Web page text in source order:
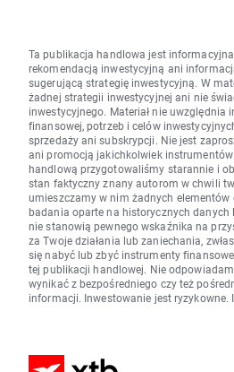
Ta publikacja handlowa jest
rekomendacją inwestycyjną ani
sugerującą strategię inwestycyjną. W
żadnej strategii inwestycyjnej ani nie
inwestycyjnego. Materiał nie uwzględnia
finansowej, potrzeb i celów
sprzedaży ani subskrypcji. Nie jest
ani promocją jakichkolwiek
handlową przygotowaliśmy starannie i
stan faktyczny znany autorom w chwili
umieszczamy w nim żadnych
badania oparte na historycznych
nie stanowią pewnego wskaźnika na
za Twoje działania lub zaniechania,
się nabyć lub zbyć instrumenty
tej publikacji handlowej. Nie
wynikać z bezpośredniego czy też
informacji. Inwestowanie jest ryzykowne.